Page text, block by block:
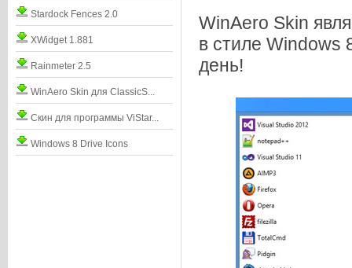
Stardock Fences 2.0
XWidget 1.881
Rainmeter 2.5
WinAero Skin для ClassicS...
Скин для программы ViStar...
Windows 8 Drive Icons
WinAero Skin
в стиле Windows
день!